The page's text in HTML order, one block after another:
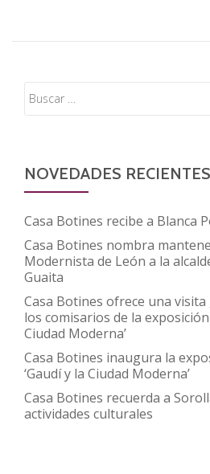
de
la
de
NOVEDADES RECIENTES
Casa Botines recibe a Blanca
Casa Botines nombra
Modernista de León a la
Guaita
Casa Botines ofrece una
los comisarios de la
Ciudad Moderna’
Casa Botines inaugura la
‘Gaudí y la Ciudad Moderna’
Casa Botines recuerda a
actividades culturales